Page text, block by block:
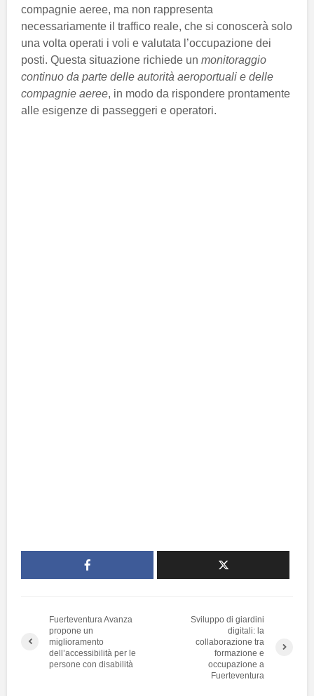
compagnie aeree, ma non rappresenta
necessariamente il traffico reale, che si conoscerà solo
una volta operati i voli e valutata l’occupazione dei
posti. Questa situazione richiede un monitoraggio
continuo da parte delle autorità aeroportuali e delle
compagnie aeree, in modo da rispondere prontamente
alle esigenze di passeggeri e operatori.
Fuerteventura Avanza
propone un
miglioramento
dell’accessibilità per le
persone con disabilità
Sviluppo di giardini
digitali: la
collaborazione tra
formazione e
occupazione a
Fuerteventura